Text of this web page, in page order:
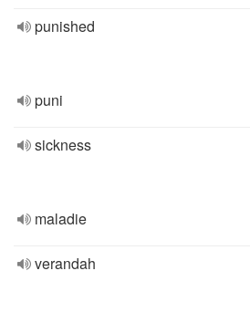
punished
puni
sickness
maladie
verandah